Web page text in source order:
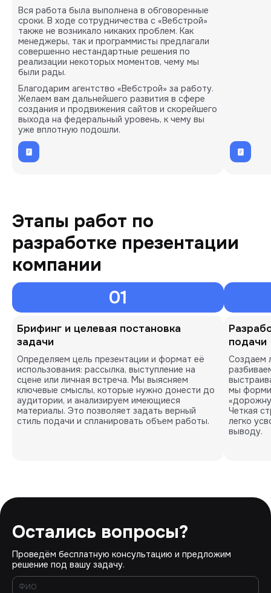
Вся работа была выполнена в обговоренные
сроки. В ходе сотрудничества с «Вебстрой»
также не возникало никаких проблем. Как
менеджеры, так и программисты предлагали
совершенно нестандартные решения по
реализации некоторых моментов, чему мы
были рады.
Благодарим агентство «Вебстрой» за работу.
Желаем вам дальнейшего развития в сфере
создания и продвижения сайтов и скорейшего
выхода на федеральный уровень, к чему вы
уже вплотную подошли.
Этапы работ по
разработке презентации
компании
01
Брифинг и целевая постановка
задачи
Определяем цель презентации и формат её
использования: рассылка, выступление на
сцене или личная встреча. Мы выясняем
ключевые смыслы, которые нужно донести до
аудитории, и анализируем имеющиеся
материалы. Это позволяет задать верный
стиль подачи и спланировать объем работы.
подачи
Создаем
мы
Четкая
легко
выводу.
Остались вопросы?
Проведём бесплатную консультацию и предложим
решение под вашу задачу.